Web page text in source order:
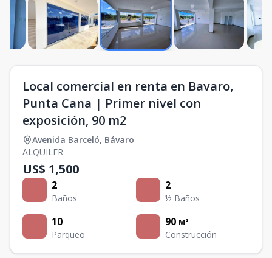
Local comercial en renta en Bavaro,
Punta Cana | Primer nivel con
exposición, 90 m2
Avenida Barceló, Bávaro
ALQUILER
US$ 1,500
2
Baños
2
½ Baños
10
Parqueo
90 M²
Construcción